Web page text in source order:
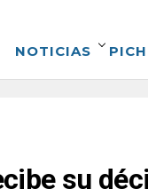
NOTICIAS
su